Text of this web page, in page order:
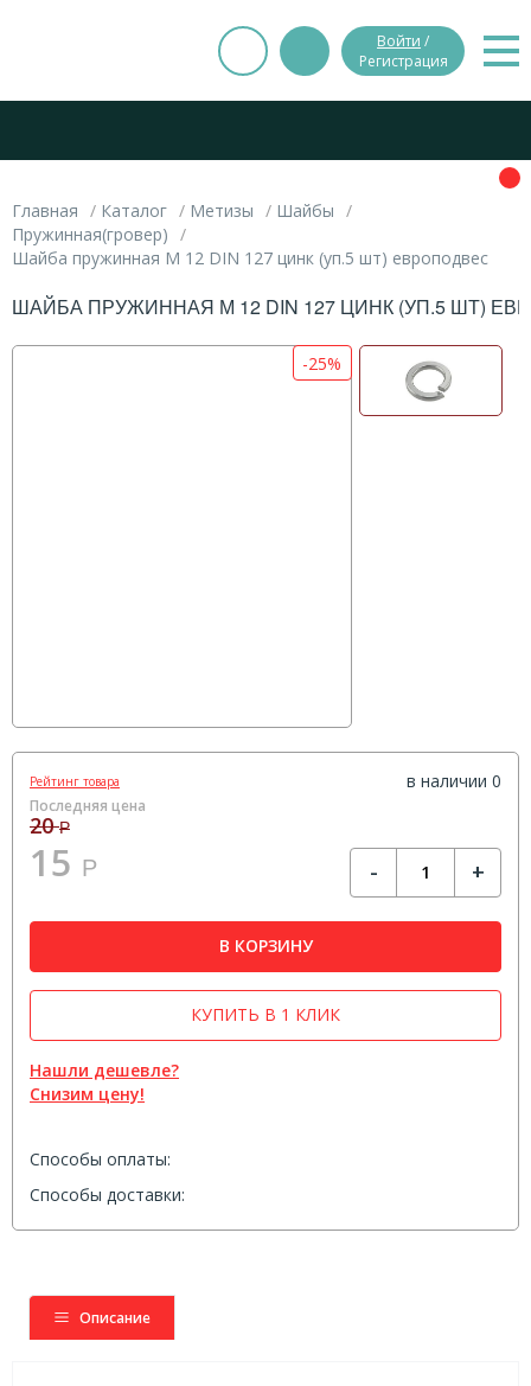
Войти /
Регистрация
Главная Каталог Метизы
Шайбы
Пружинная(гровер)
Шайба пружинная М 12 DIN 127 цинк (уп.5 шт) европодвес
ШАЙБА ПРУЖИННАЯ М 12 DIN 127 ЦИНК (УП.5 ШТ)
-25%
Рейтинг товара в наличии 0
Последняя цена
20Р
15 Р - +
В КОРЗИНУ
Нашли дешевле?
Снизим цену!
КУПИТЬ В 1 КЛИК
Способы оплаты:
Способы доставки:
Описание